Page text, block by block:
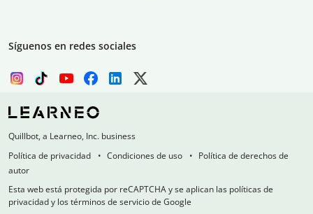
Síguenos en redes sociales
Quillbot, a Learneo, Inc. business
Política de privacidad
Condiciones de uso
Política de derechos de
autor
Esta web está protegida por reCAPTCHA y se aplican las políticas de
privacidad y los términos de servicio de Google